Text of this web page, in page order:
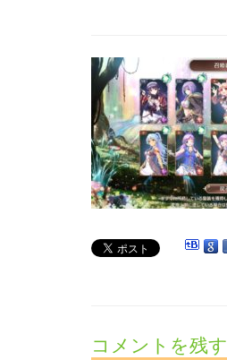
コメントを残す